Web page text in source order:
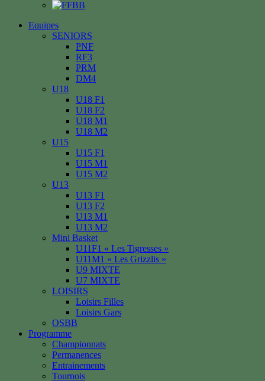
Equipes
SENIORS
PNF
RF3
PRM
DM4
U18
U18 F1
U18 F2
U18 M1
U18 M2
U15
U15 F1
U15 M1
U15 M2
U13
U13 F1
U13 F2
U13 M1
U13 M2
Mini Basket
U11F1 « Les Tigresses »
U11M1 « Les Grizzlis »
U9 MIXTE
U7 MIXTE
LOISIRS
Loisirs Filles
Loisirs Gars
OSBB
Programme
Championnats
Permanences
Entrainements
Tournois